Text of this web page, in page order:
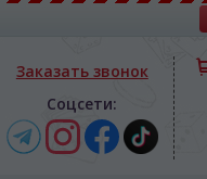
Заказать звонок
Соцсети: